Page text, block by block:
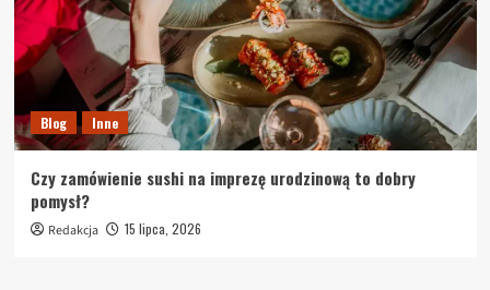
Blog Inne
Czy zamówienie sushi na imprezę urodzinową to dobry
pomysł?
Redakcja 15 lipca, 2026